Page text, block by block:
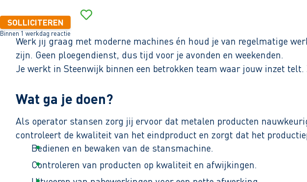
SOLLICITEREN
Binnen 1 werkdag reactie
Werk jij graag met moderne machines én houd je van regelmatige
zijn. Geen ploegendienst, dus tijd voor je avonden en weekenden.
Je werkt in Steenwijk binnen een betrokken team waar jouw inzet
Wat ga je doen?
Als operator stansen zorg jij ervoor dat metalen producten
controleert de kwaliteit van het eindproduct en zorgt dat het
Bedienen en bewaken van de stansmachine.
Controleren van producten op kwaliteit en afwijkingen.